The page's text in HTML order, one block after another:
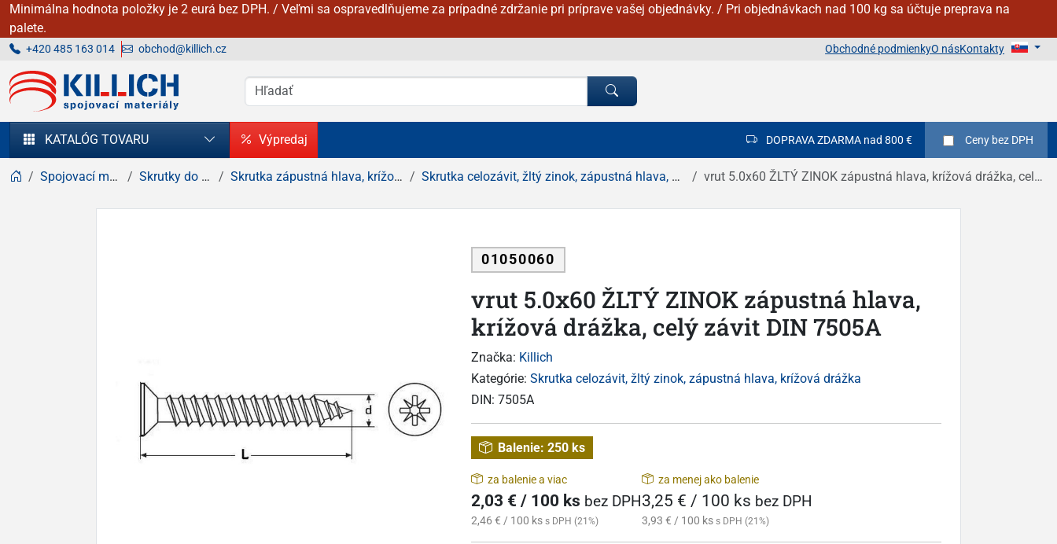
Minimálna hodnota položky je 2 eurá bez DPH. / Veľmi sa ospravedlňujeme za prípadné zdržanie pri príprave vašej objednávky. / Pri objednávkach nad 100 kg sa účtuje preprava na
palete.
+420 485 163 014 obchod@killich.cz Obchodné podmienkyO násKontakty
KILLICH - Spojovacie materiály
KATALÓG TOVARU Výpredaj DOPRAVA ZDARMA nad 800 € Ceny bez DPH
Spojovací materiál Skrutky do dreva Skrutka zápustná hlava, krížová drážka Skrutka celozávit, žltý zinok, zápustná hlava, krížová drážka vrut 5.0x60 ŽLTÝ ZINOK zápustná hlava, krížová drážka, celý závit DIN 7505A
01050060
vrut 5.0x60 ŽLTÝ ZINOK zápustná hlava,
krížová drážka, celý závit DIN 7505A
Značka: Killich
Kategórie: Skrutka celozávit, žltý zinok, zápustná hlava, krížová drážka
DIN: 7505A
Balenie: 250 ks
za balenie a viac
2,03 € / 100 ks bez DPH
2,46 € / 100 ks s DPH (21%)
za menej ako balenie
3,25 € / 100 ks bez DPH
3,93 € / 100 ks s DPH (21%)